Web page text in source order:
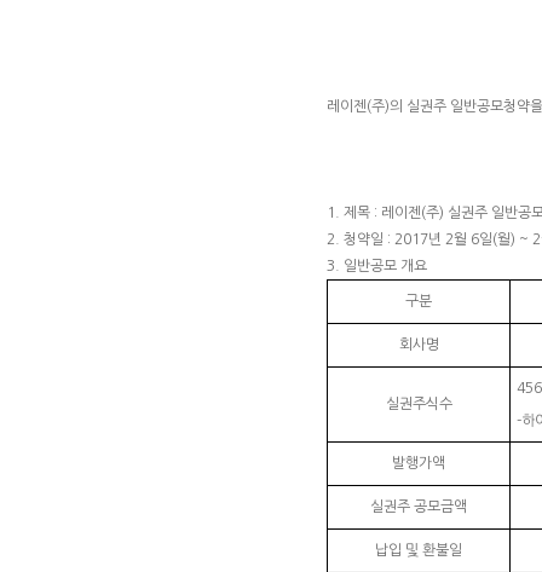
레이젠(주)의 실권주 일반공모청약
1. 제목 : 레이젠(주) 실권주 일반공
2. 청약일 : 2017년 2월 6일(월) ~
3. 일반공모 개요
구분
회사명
실권주식수
-하
발행가액
실권주 공모금액
납입 및 환불일